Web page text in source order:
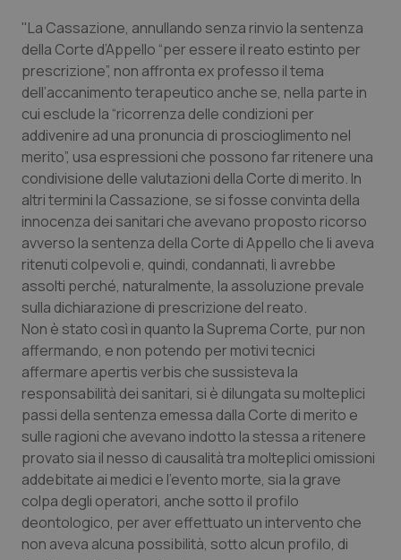
Puglia
Sardegna
Sicilia
Toscana
Umbria
Valle D’Aosta
Veneto
Malattie rare
Malattia di Crohn & Rettocolite Ulcerosa
Neuroscienze & patologie neurodegenerative
Obesità
Oftalmologia
Oncodermatologia
Oncoematologia
Oncologia & Nutrizione
Psoriasi & pelle
Quotidiano Cardiologia
Quotidiano Chirurgia
"La Cassazione, annullando senza rinvio la sentenza
della Corte d’Appello “per essere il reato estinto per
prescrizione”, non affronta ex professo il tema
dell’accanimento terapeutico anche se, nella parte in
cui esclude la “ricorrenza delle condizioni per
addivenire ad una pronuncia di proscioglimento nel
merito”, usa espressioni che possono far ritenere una
condivisione delle valutazioni della Corte di merito. In
altri termini la Cassazione, se si fosse convinta della
innocenza dei sanitari che avevano proposto ricorso
avverso la sentenza della Corte di Appello che li aveva
ritenuti colpevoli e, quindi, condannati, li avrebbe
assolti perché, naturalmente, la assoluzione prevale
sulla dichiarazione di prescrizione del reato.
Non è stato così in quanto la Suprema Corte, pur non
affermando, e non potendo per motivi tecnici
affermare apertis verbis che sussisteva la
responsabilità dei sanitari, si è dilungata su molteplici
passi della sentenza emessa dalla Corte di merito e
sulle ragioni che avevano indotto la stessa a ritenere
provato sia il nesso di causalità tra molteplici omissioni
addebitate ai medici e l’evento morte, sia la grave
colpa degli operatori, anche sotto il profilo
deontologico, per aver effettuato un intervento che
non aveva alcuna possibilità, sotto alcun profilo, di